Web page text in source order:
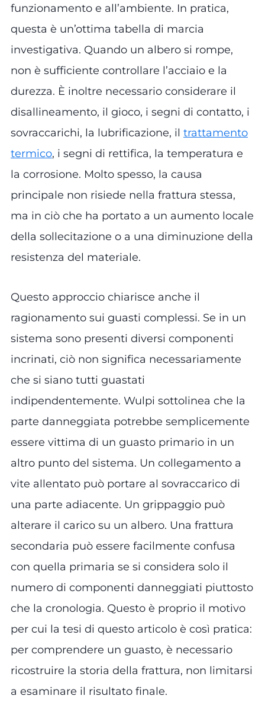
funzionamento e all’ambiente. In pratica,
questa è un’ottima tabella di marcia
investigativa. Quando un albero si rompe,
non è sufficiente controllare l’acciaio e la
durezza. È inoltre necessario considerare il
disallineamento, il gioco, i segni di contatto, i
sovraccarichi, la lubrificazione, il trattamento
termico, i segni di rettifica, la temperatura e
la corrosione. Molto spesso, la causa
principale non risiede nella frattura stessa,
ma in ciò che ha portato a un aumento locale
della sollecitazione o a una diminuzione della
resistenza del materiale.
Questo approccio chiarisce anche il
ragionamento sui guasti complessi. Se in un
sistema sono presenti diversi componenti
incrinati, ciò non significa necessariamente
che si siano tutti guastati
indipendentemente. Wulpi sottolinea che la
parte danneggiata potrebbe semplicemente
essere vittima di un guasto primario in un
altro punto del sistema. Un collegamento a
vite allentato può portare al sovraccarico di
una parte adiacente. Un grippaggio può
alterare il carico su un albero. Una frattura
secondaria può essere facilmente confusa
con quella primaria se si considera solo il
numero di componenti danneggiati piuttosto
che la cronologia. Questo è proprio il motivo
per cui la tesi di questo articolo è così pratica:
per comprendere un guasto, è necessario
ricostruire la storia della frattura, non limitarsi
a esaminare il risultato finale.